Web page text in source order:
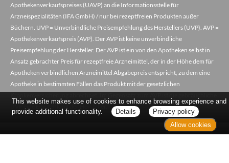
Apothekenverkaufspreises (UAVP) an die Informationsstelle für
Arzneispezialitäten (IFA GmbH) / nur bei rezeptfreien Produkten außer
Büchern. UVP = Unverbindliche Preisempfehlung des Herstellers (UVP). AVP =
Apothekenverkaufspreis (AVP). Der AVP ist keine unverbindliche
Preisempfehlung der Hersteller. Der AVP ist ein von den Apotheken selbst in
Ansatz gebrachter Preis für rezeptfreie Arzneimittel, der in der Höhe dem für
Apotheken verbindlichen Arzneimittel Abgabepreis entspricht, zu dem eine
Apotheke in bestimmten Fällen das Produkt mit der gesetzlichen
UVP eine Empfehlung der Hersteller.
This website makes use of cookies to enhance browsing experience and
provide additional functionality.
Details
Privacy policy
Allow cookies